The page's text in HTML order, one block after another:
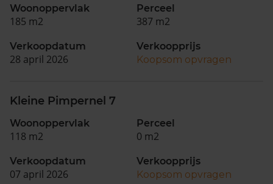
Woonoppervlak
185 m2
Perceel
387 m2
Verkoopdatum
28 april 2026
Verkoopprijs
Koopsom opvragen
Kleine Pimpernel 7
Woonoppervlak
118 m2
Perceel
0 m2
Verkoopdatum
07 april 2026
Verkoopprijs
Koopsom opvragen